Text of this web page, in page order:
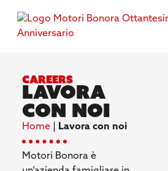
careers
lavora
con noi
Home| Lavora con noi
Motori Bonora è